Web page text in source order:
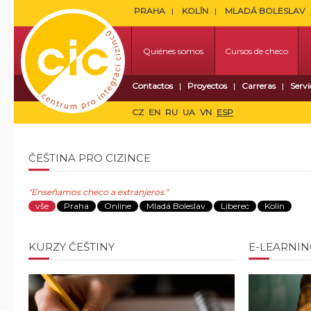
PRAHA KOLÍN MLADÁ BOLESLAV
Quiénes somos Cursos de checo
Contactos Proyectos Carreras
CZ EN RU UA VN ESP
ČEŠTINA PRO CIZINCE
"Enseñamos checo a extranjeros."
vše
Praha Online Mladá Boleslav Liberec Kolín
KURZY ČEŠTINY E-